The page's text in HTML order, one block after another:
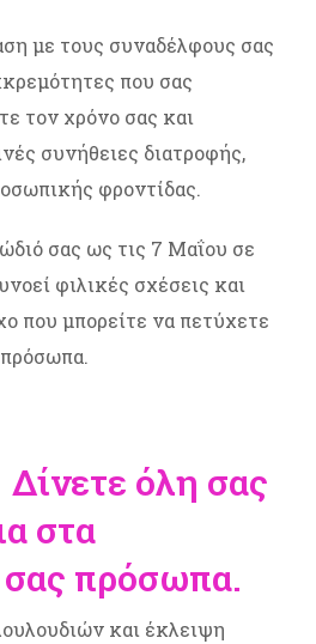
με τους συναδέλφους σας
που σας
τον χρόνο σας και
συνήθειες διατροφής,
φροντίδας.
σας ως τις 7 Μαΐου σε
φιλικές σχέσεις και
που μπορείτε να πετύχετε
όλη σας
στα
πρόσωπα.
και έκλειψη